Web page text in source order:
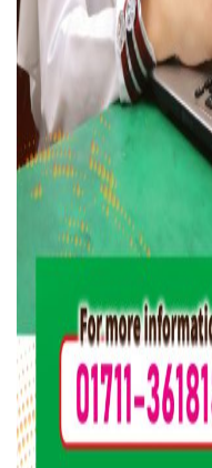
ভারতে ভয়াবহ সড়ক